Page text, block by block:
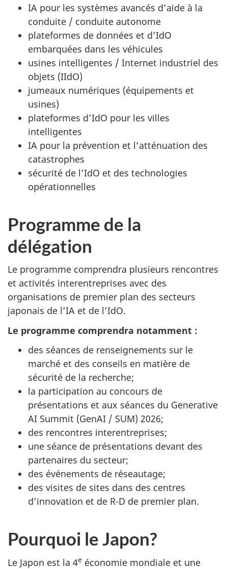
IA pour les systèmes avancés d’aide à la
conduite / conduite autonome
plateformes de données et d’IdO
embarquées dans les véhicules
usines intelligentes / Internet industriel des
objets (IIdO)
jumeaux numériques (équipements et
usines)
plateformes d’IdO pour les villes
intelligentes
IA pour la prévention et l’atténuation des
catastrophes
sécurité de l’IdO et des technologies
opérationnelles
Programme de la
délégation
Le programme comprendra plusieurs rencontres
et activités interentreprises avec des
organisations de premier plan des secteurs
japonais de l’IA et de l’IdO.
Le programme comprendra notamment :
des séances de renseignements sur le
marché et des conseils en matière de
sécurité de la recherche;
la participation au concours de
présentations et aux séances du Generative
AI Summit (GenAI / SUM) 2026;
des rencontres interentreprises;
une séance de présentations devant des
partenaires du secteur;
des événements de réseautage;
des visites de sites dans des centres
d’innovation et de R-D de premier plan.
Pourquoi le Japon?
Le Japon est la 4e économie mondiale et une